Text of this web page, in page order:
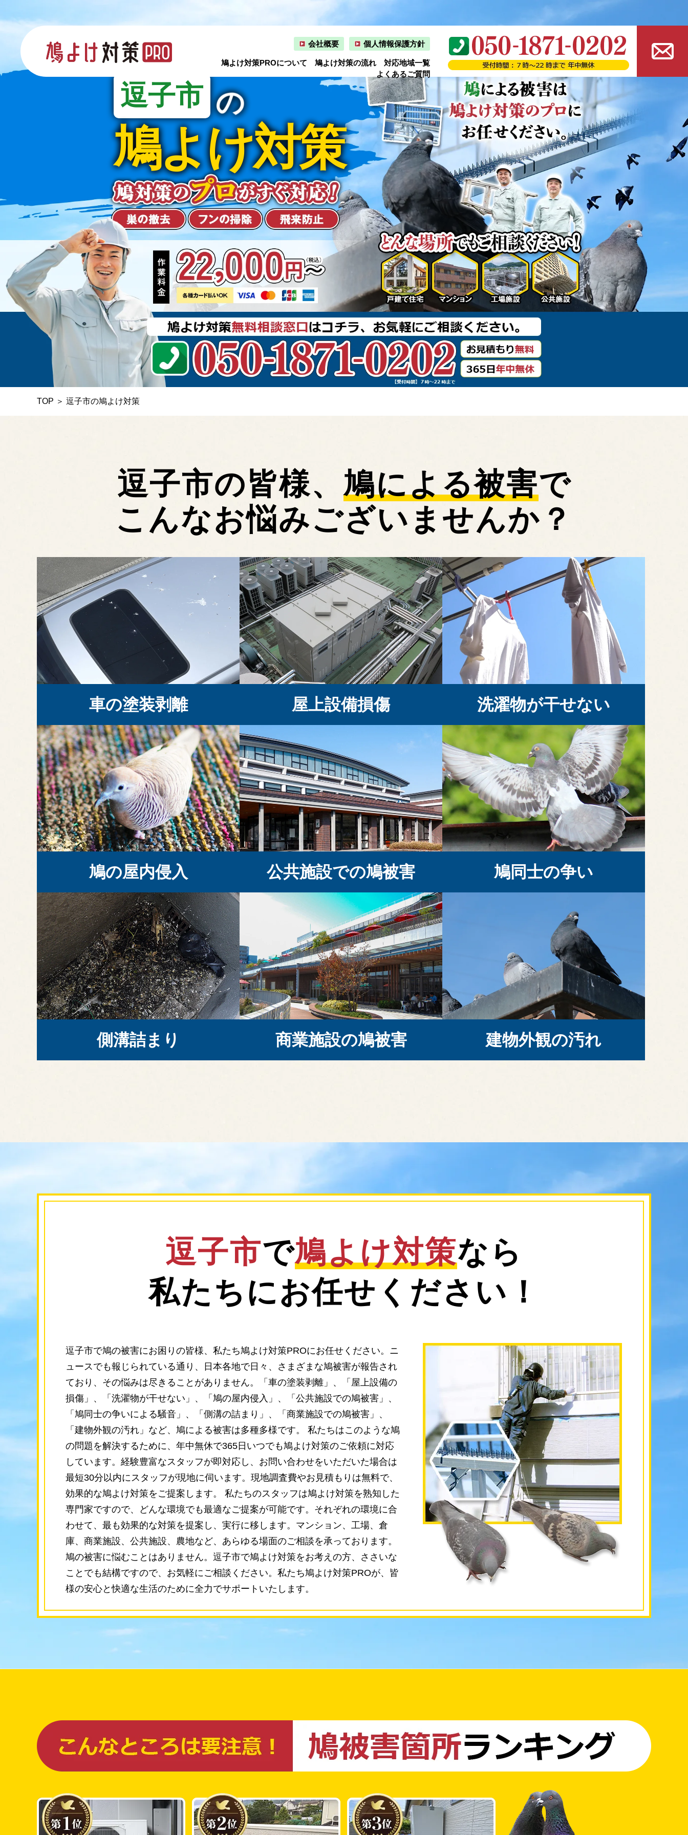
会社概要 個人情報保護方針
鳩よけ対策PROについて 鳩よけ対策の流れ
対応地域一覧
よくあるご質問
逗子市 の
鳩よけ対策
TOP ＞ 逗子市の鳩よけ対策
逗子市の皆様、 鳩による被害で
こんなお悩みございませんか？
車の塗装剥離 屋上設備損傷 洗濯物が干せない
鳩の屋内侵入 公共施設での鳩被害 鳩同士の争い
側溝詰まり 商業施設の鳩被害 建物外観の汚れ
逗子市で鳩よけ対策なら
私たちにお任せください！
逗子市で鳩の被害にお困りの皆様、私たち鳩よけ対策PROにお任せください。ニ
ュースでも報じられている通り、日本各地で日々、さまざまな鳩被害が報告され
ており、その悩みは尽きることがありません。「車の塗装剥離」、「屋上設備の
損傷」、「洗濯物が干せない」、「鳩の屋内侵入」、「公共施設での鳩被害」、
「鳩同士の争いによる騒音」、「側溝の詰まり」、「商業施設での鳩被害」、
「建物外観の汚れ」など、鳩による被害は多種多様です。 私たちはこのような鳩
の問題を解決するために、年中無休で365日いつでも鳩よけ対策のご依頼に対応
しています。経験豊富なスタッフが即対応し、お問い合わせをいただいた場合は
最短30分以内にスタッフが現地に伺います。現地調査費やお見積もりは無料で、
効果的な鳩よけ対策をご提案します。 私たちのスタッフは鳩よけ対策を熟知した
専門家ですので、どんな環境でも最適なご提案が可能です。それぞれの環境に合
わせて、最も効果的な対策を提案し、実行に移します。マンション、工場、倉
庫、商業施設、公共施設、農地など、あらゆる場面のご相談を承っております。
鳩の被害に悩むことはありません。逗子市で鳩よけ対策をお考えの方、ささいな
ことでも結構ですので、お気軽にご相談ください。私たち鳩よけ対策PROが、皆
様の安心と快適な生活のために全力でサポートいたします。